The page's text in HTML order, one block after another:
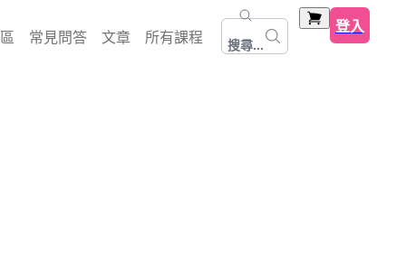
常見問答 文章 所有課程 搜尋...
登入